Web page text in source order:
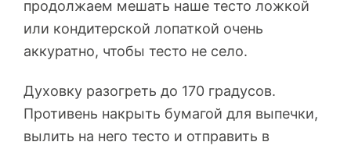
продолжаем мешать наше тесто ложкой
или кондитерской лопаткой очень
аккуратно, чтобы тесто не село.
Духовку разогреть до 170 градусов.
Противень накрыть бумагой для выпечки,
вылить на него тесто и отправить в